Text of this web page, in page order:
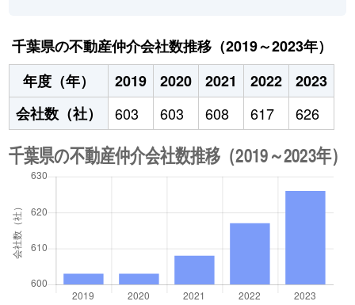
千葉県の不動産仲介会社数推移（2019～2023年）
年度（年）
2019 2020 2021 2022
2023
会社数（社）
603 603 608 617 626